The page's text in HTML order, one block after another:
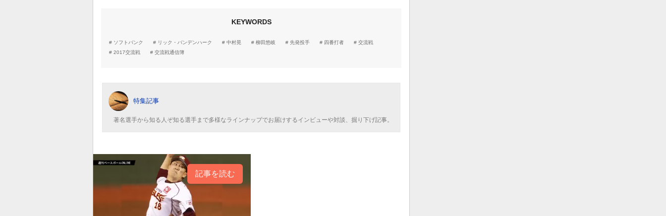
KEYWORDS
ソフトバンク リック・バンデンハーク 中村晃 柳田悠岐 先発投手 四番打者
交流戦
2017交流戦
交流戦通信簿
特集記事
著名選手から知る人ぞ知る選手まで多様なラインナップでお届けするインビューや対談、掘り下げ記事。
記事を読む